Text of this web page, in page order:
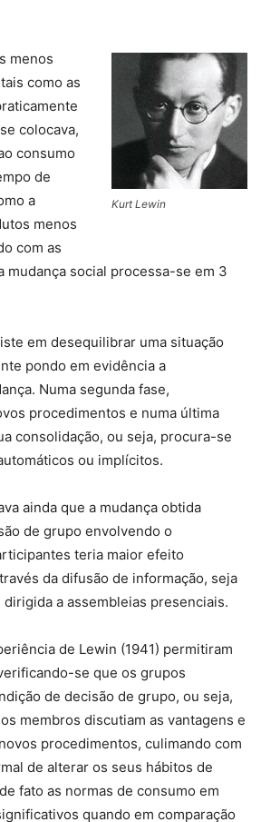
Kurt Lewin
menos
como as
colocava,
consumo
de
a
menos
com as
mudança social processa-se em 3
em desequilibrar uma situação
pondo em evidência a
Numa segunda fase,
procedimentos e numa última
consolidação, ou seja, procura-se
ou implícitos.
ainda que a mudança obtida
de grupo envolvendo o
teria maior efeito
da difusão de informação, seja
a assembleias presenciais.
de Lewin (1941) permitiram
se que os grupos
de decisão de grupo, ou seja,
membros discutiam as vantagens e
procedimentos, culimando com
de alterar os seus hábitos de
fato as normas de consumo em
quando em comparação